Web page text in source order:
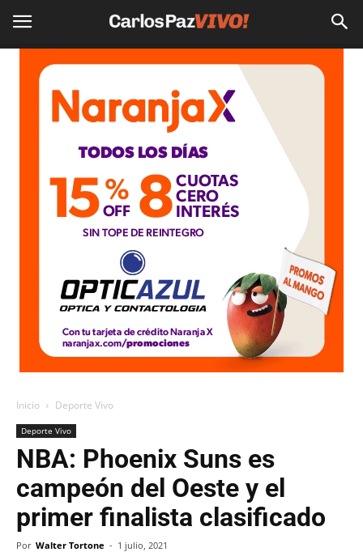
Inicio Deporte Vivo
Deporte Vivo
NBA: Phoenix Suns es
campeón del Oeste y el
primer finalista clasificado
Por Walter Tortone - 1 julio, 2021